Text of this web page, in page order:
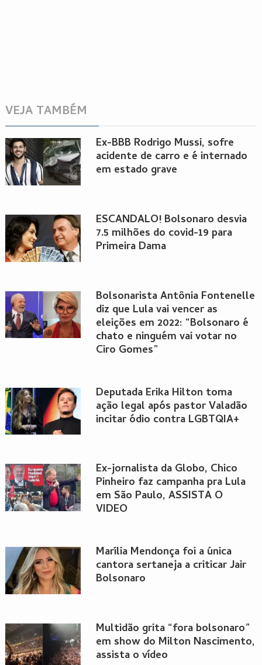
VEJA TAMBÉM
Ex-BBB Rodrigo Mussi, sofre
acidente de carro e é internado
em estado grave
ESCANDALO! Bolsonaro desvia
7.5 milhões do covid-19 para
Primeira Dama
Bolsonarista Antônia Fontenelle
diz que Lula vai vencer as
eleições em 2022: “Bolsonaro é
chato e ninguém vai votar no
Ciro Gomes”
Deputada Erika Hilton toma
ação legal após pastor Valadão
incitar ódio contra LGBTQIA+
Ex-jornalista da Globo, Chico
Pinheiro faz campanha pra Lula
em São Paulo, ASSISTA O
VIDEO
Marília Mendonça foi a única
cantora sertaneja a criticar Jair
Bolsonaro
Multidão grita “fora bolsonaro”
em show do Milton Nascimento,
assista o vídeo